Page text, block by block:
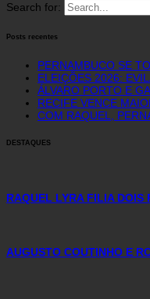
Search for:
Posts recentes
PERNAMBUCO SE
ELEIÇÕES 2026:
ÁLVARO PORTO E
RECIFE VENCE
COM RAQUEL,
DESTAQUES
RAQUEL LYRA FILIA DOIS
AUGUSTO COUTINHO E